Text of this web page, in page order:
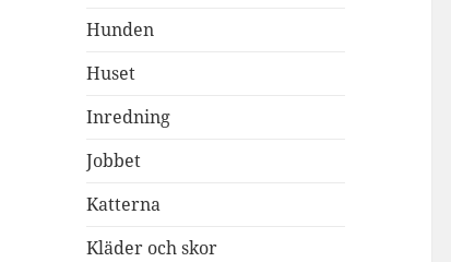
Hunden
Huset
Inredning
Jobbet
Katterna
Kläder och skor